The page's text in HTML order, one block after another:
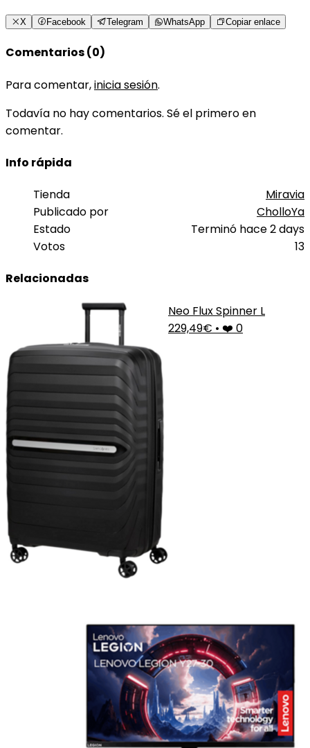
X Facebook Telegram WhatsApp Copiar enlace
Comentarios (0)
Para comentar,inicia sesión.
Todavía no hay comentarios. Sé el primero en
comentar.
Info rápida
Tienda
Miravia
Publicado por
CholloYa
Estado
Terminó hace 2 days
Votos
13
Relacionadas
Neo Flux Spinner L
229,49€ • ❤️ 0